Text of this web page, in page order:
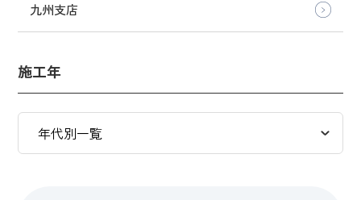
九州支店
施工年